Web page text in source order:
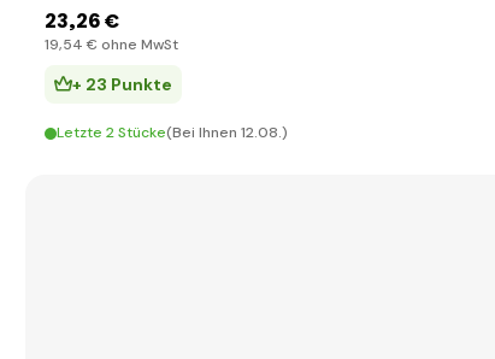
23,26 €
19,54 € ohne MwSt
+ 23 Punkte
Letzte 2 Stücke(Bei Ihnen 12.08.)